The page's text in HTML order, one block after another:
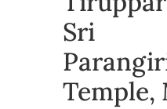
Sri
Temple,